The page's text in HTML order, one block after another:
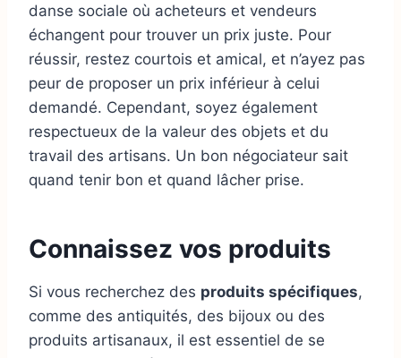
danse sociale où acheteurs et vendeurs
échangent pour trouver un prix juste. Pour
réussir, restez courtois et amical, et n’ayez pas
peur de proposer un prix inférieur à celui
demandé. Cependant, soyez également
respectueux de la valeur des objets et du
travail des artisans. Un bon négociateur sait
quand tenir bon et quand lâcher prise.
Connaissez vos produits
Si vous recherchez des produits spécifiques,
comme des antiquités, des bijoux ou des
produits artisanaux, il est essentiel de se